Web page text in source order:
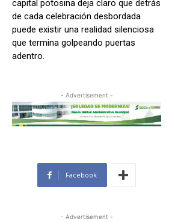
capital potosina deja claro que detrás
de cada celebración desbordada
puede existir una realidad silenciosa
que termina golpeando puertas
adentro.
- Advertisement -
Facebook
- Advertisement -